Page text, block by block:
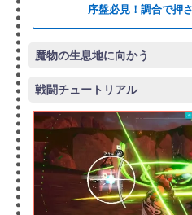
序盤必見！調合で押
魔物の生息地に向かう
戦闘チュートリアル